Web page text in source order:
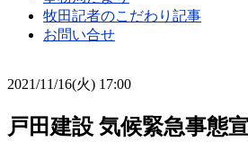
牧田記者のこだわり記事
お問い合せ
2021/11/16(火) 17:00
戸田建設 気候緊急事態